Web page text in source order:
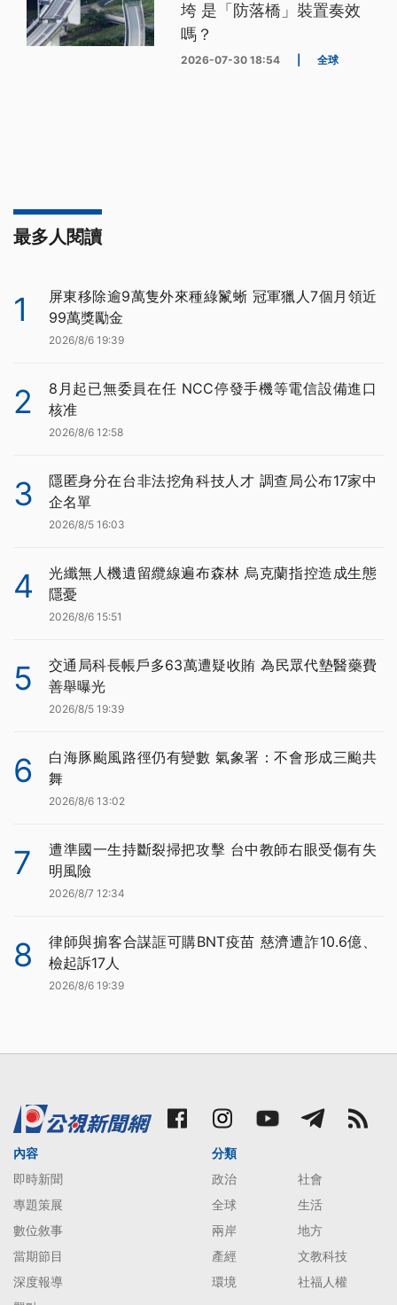
垮 是「防落橋」裝置奏效
嗎？
2026-07-30 18:54 全球
最多人閱讀
1
屏東移除逾9萬隻外來種綠鬣蜥 冠軍獵人7個月領近
99萬獎勵金
2026/8/6 19:39
2
8月起已無委員在任 NCC停發手機等電信設備進口
核准
2026/8/6 12:58
3
隱匿身分在台非法挖角科技人才 調查局公布17家中
企名單
2026/8/5 16:03
4
光纖無人機遺留纜線遍布森林 烏克蘭指控造成生態
隱憂
2026/8/6 15:51
5
交通局科長帳戶多63萬遭疑收賄 為民眾代墊醫藥費
善舉曝光
2026/8/5 19:39
6
白海豚颱風路徑仍有變數 氣象署：不會形成三颱共
舞
2026/8/6 13:02
7
遭準國一生持斷裂掃把攻擊 台中教師右眼受傷有失
明風險
2026/8/7 12:34
8
律師與掮客合謀誆可購BNT疫苗 慈濟遭詐10.6億、
檢起訴17人
2026/8/6 19:39
內容
即時新聞
專題策展
數位敘事
當期節目
深度報導
分類
政治
社會
全球
生活
兩岸
地方
產經
文教科技
環境
社福人權